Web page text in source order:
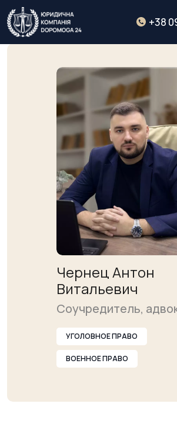
+38
Чернец Антон
Витальевич
Соучредитель,
УГОЛОВНОЕ ПРАВО
ВОЕННОЕ ПРАВО